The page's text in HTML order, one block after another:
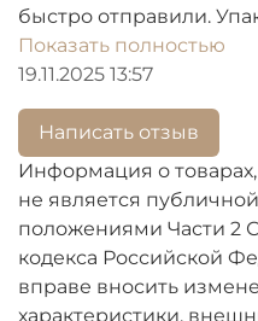
быстро отправили.
Рекомендую магазин!
Показать полностью
19.11.2025 13:57
Написать отзыв
Информация о
не является
положениями Части 2
кодекса Российской
вправе вносить
характеристики,